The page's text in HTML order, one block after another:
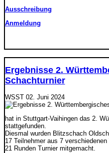
Ausschreibung
Anmeldung
Ergebnisse 2.
Schachturnier
WSST 02. Juni 2024
hat in Stuttgart-Vaihingen das 2.
stattgefunden.
Diesmal wurden Blitzschach
17 Teilnehmer aus 7
21 Runden Turnier mitgemacht.